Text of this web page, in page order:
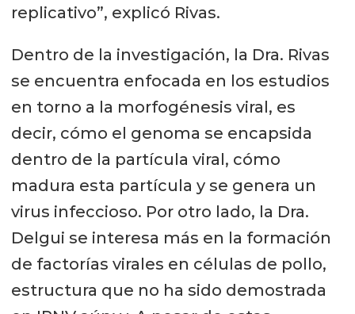
replicativo”, explicó Rivas.
Dentro de la investigación, la Dra. Rivas
se encuentra enfocada en los estudios
en torno a la morfogénesis viral, es
decir, cómo el genoma se encapsida
dentro de la partícula viral, cómo
madura esta partícula y se genera un
virus infeccioso. Por otro lado, la Dra.
Delgui se interesa más en la formación
de factorías virales en células de pollo,
estructura que no ha sido demostrada